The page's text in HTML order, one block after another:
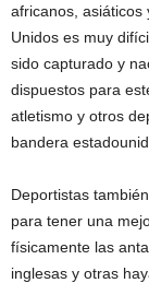
africanos, asiáticos
Unidos es muy
sido capturado y
dispuestos para
atletismo y otros
bandera
Deportistas
para tener una
físicamente las
inglesas y otras